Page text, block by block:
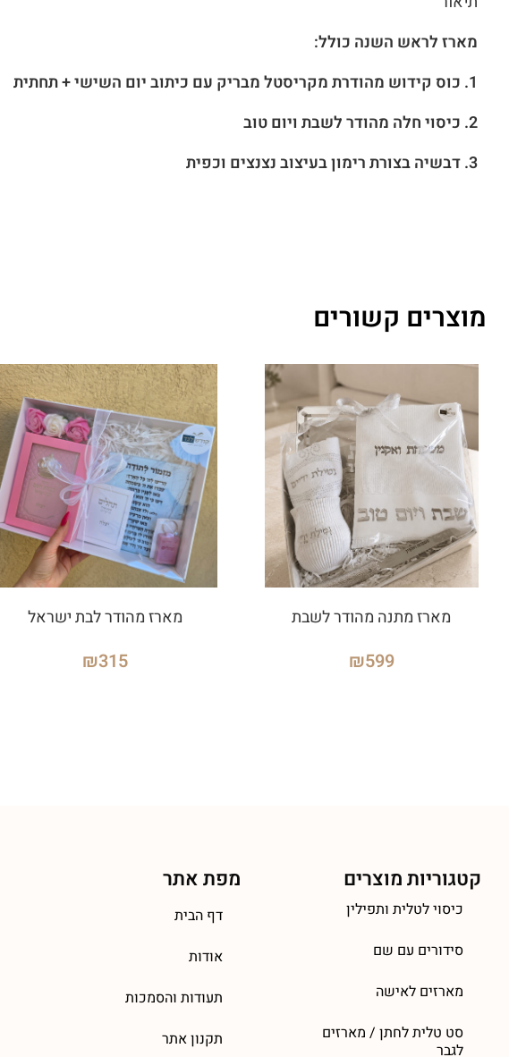
מארז לראש השנה כולל:
1. כוס קידוש מהודרת מקריסטל מבריק עם כיתוב יום השישי + תחתית
2. כיסוי חלה מהודר לשבת ויום טוב
3. דבשיה בצורת רימון בעיצוב נצנצים וכפית
מוצרים קשורים
מארז מתנה מהודר לשבת
₪599
מארז מהודר לבת ישראל
₪315
קטגוריות מוצרים
כיסוי לטלית ותפילין
סידורים עם שם
מארזים לאישה
סט טלית לחתן / מארזים
לגבר
מפת אתר
דף הבית
אודות
תעודות והסמכות
תקנון אתר